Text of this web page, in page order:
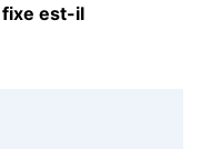
fixe est-il